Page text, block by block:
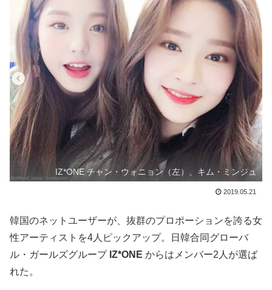
IZ*ONE チャン・ウォニョン（左）、キム・ミンジュ
2019.05.21
韓国のネットユーザーが、抜群のプロポーションを誇る女
性アーティストを4人ピックアップ。日韓合同グローバ
ル・ガールズグループ IZ*ONE からはメンバー2人が選ば
れた。